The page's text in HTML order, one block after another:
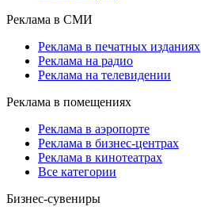
Реклама в СМИ
Реклама в печатных изданиях
Реклама на радио
Реклама на телевидении
Реклама в помещениях
Реклама в аэропорте
Реклама в бизнес-центрах
Реклама в кинотеатрах
Все категории
Бизнес-сувениры